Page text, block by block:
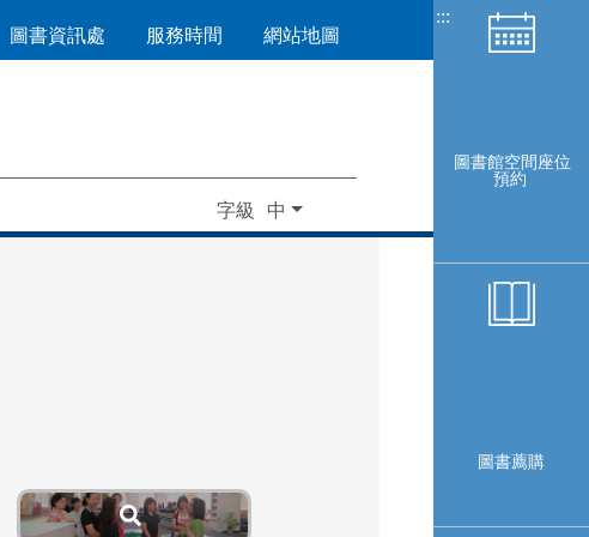
圖書資訊處 服務時間 網站地圖
字級
:::
圖書館空間座位
預約
圖書薦購